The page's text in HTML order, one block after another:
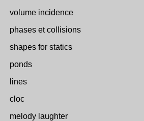
volume incidence
phases et collisions
shapes for statics
ponds
lines
cloc
melody laughter